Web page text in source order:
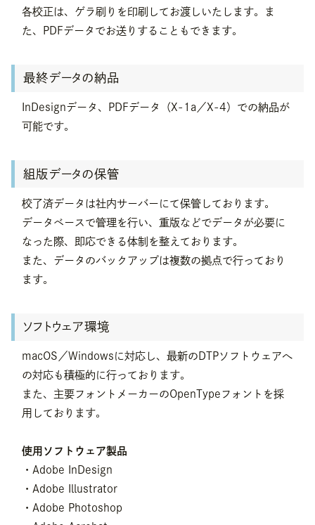
各校正は、ゲラ刷りを印刷してお渡しいたします。ま
た、PDFデータでお送りすることもできます。
最終データの納品
InDesignデータ、PDFデータ（X-1a／X-4）での納品が
可能です。
組版データの保管
校了済データは社内サーバーにて保管しております。
データベースで管理を行い、重版などでデータが必要に
なった際、即応できる体制を整えております。
また、データのバックアップは複数の拠点で行っており
ます。
ソフトウェア環境
macOS／Windowsに対応し、最新のDTPソフトウェアへ
の対応も積極的に行っております。
また、主要フォントメーカーのOpenTypeフォントを採
用しております。
使用ソフトウェア製品
・Adobe InDesign
・Adobe Illustrator
・Adobe Photoshop